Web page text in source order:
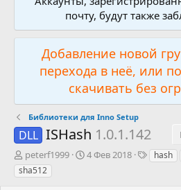
почту, будут также
Добавление новой
перехода в неё, или
скачивать без
Библиотеки для Inno Setup
DLL ISHash 1.0.1.142
А
в
т
peterf1999
Д
4 Фев 2018
Т hash
sha512